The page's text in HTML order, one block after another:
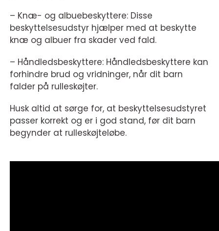
– Knæ- og albuebeskyttere: Disse
beskyttelsesudstyr hjælper med at beskytte
knæ og albuer fra skader ved fald.
– Håndledsbeskyttere: Håndledsbeskyttere kan
forhindre brud og vridninger, når dit barn
falder på rulleskøjter.
Husk altid at sørge for, at beskyttelsesudstyret
passer korrekt og er i god stand, før dit barn
begynder at rulleskøjteløbe.